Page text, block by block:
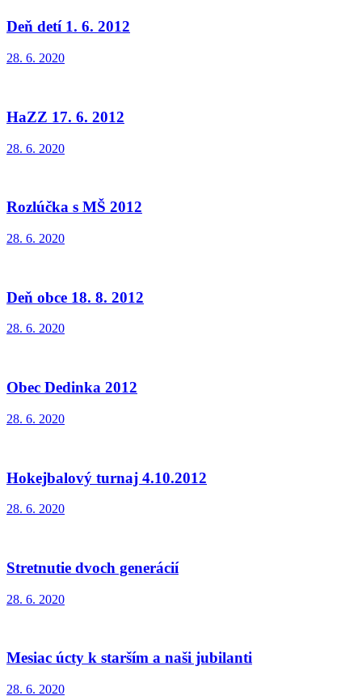
Deň detí 1. 6. 2012
28. 6. 2020
HaZZ 17. 6. 2012
28. 6. 2020
Rozlúčka s MŠ 2012
28. 6. 2020
Deň obce 18. 8. 2012
28. 6. 2020
Obec Dedinka 2012
28. 6. 2020
Hokejbalový turnaj 4.10.2012
28. 6. 2020
Stretnutie dvoch generácií
28. 6. 2020
Mesiac úcty k starším a naši jubilanti
28. 6. 2020